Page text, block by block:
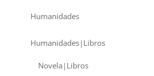
Humanidades
Humanidades|Libros
Novela|Libros